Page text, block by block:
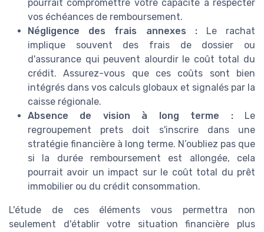
pourrait compromettre votre capacité à respecter
vos échéances de remboursement.
Négligence des frais annexes :Le rachat
implique souvent des frais de dossier ou
d'assurance qui peuvent alourdir le coût total du
crédit. Assurez-vous que ces coûts sont bien
intégrés dans vos calculs globaux et signalés par la
caisse régionale.
Absence de vision à long terme :Le
regroupement prets doit s'inscrire dans une
stratégie financière à long terme. N’oubliez pas que
si la durée remboursement est allongée, cela
pourrait avoir un impact sur le coût total du prêt
immobilier ou du crédit consommation.
L'étude de ces éléments vous permettra non
seulement d'établir votre situation financière plus